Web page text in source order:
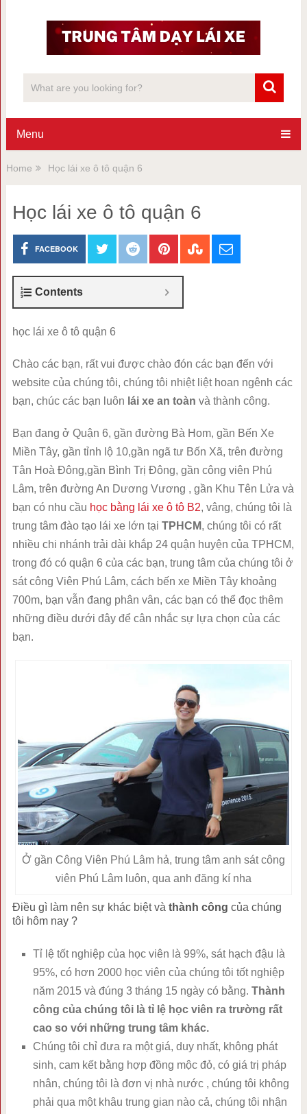
Menu
Home Học lái xe ô tô quận 6
Học lái xe ô tô quận 6
FACEBOOK
Contents
học lái xe ô tô quận 6
Chào các bạn, rất vui được chào đón các bạn đến với
website của chúng tôi, chúng tôi nhiệt liệt hoan ngênh các
bạn, chúc các bạn luôn lái xe an toàn và thành công.
Bạn đang ở Quận 6, gần đường Bà Hom, gần Bến Xe
Miền Tây, gần tỉnh lộ 10,gần ngã tư Bốn Xã, trên đường
Tân Hoà Đông,gần Bình Trị Đông, gần công viên Phú
Lâm, trên đường An Dương Vương , gần Khu Tên Lửa và
bạn có nhu cầu học bằng lái xe ô tô B2, vâng, chúng tôi là
trung tâm đào tạo lái xe lớn tại TPHCM, chúng tôi có rất
nhiều chi nhánh trải dài khắp 24 quận huyện của TPHCM,
trong đó có quận 6 của các bạn, trung tâm của chúng tôi ở
sát công Viên Phú Lâm, cách bến xe Miền Tây khoảng
700m, bạn vẫn đang phân vân, các bạn có thể đọc thêm
những điều dưới đây để cân nhắc sự lựa chọn của các
bạn.
Ở gần Công Viên Phú Lâm hả, trung tâm anh sát công
viên Phú Lâm luôn, qua anh đăng kí nha
Điều gì làm nên sự khác biệt và thành công của chúng
tôi hôm nay ?
Tỉ lệ tốt nghiệp của học viên là 99%, sát hạch đậu là
95%, có hơn 2000 học viên của chúng tôi tốt nghiệp
năm 2015 và đúng 3 tháng 15 ngày có bằng. Thành
công của chúng tôi là tỉ lệ học viên ra trường rất
cao so với những trung tâm khác.
Chúng tôi chỉ đưa ra một giá, duy nhất, không phát
sinh, cam kết bằng hợp đồng mộc đỏ, có giá trị pháp
nhân, chúng tôi là đơn vị nhà nước , chúng tôi không
phải qua một khâu trung gian nào cả, chúng tôi nhận